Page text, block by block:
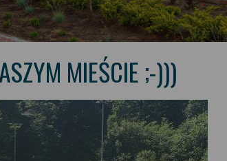
MIEŚCIE ;-)))